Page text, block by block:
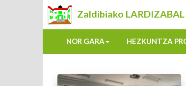
Zaldibiako
NOR GARA HEZKUNTZA